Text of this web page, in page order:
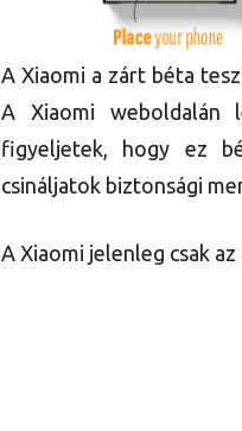
A Xiaomi a zárt béta
A Xiaomi weboldalán
figyeljetek, hogy ez
csináljatok biztonsági
A Xiaomi jelenleg csak